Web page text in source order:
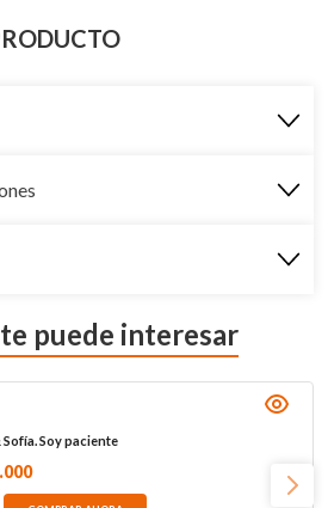
puede interesar
Sofía. Soy paciente
000